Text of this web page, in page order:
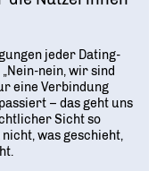
jeder Dating-
nein, wir sind
eine Verbindung
– das geht uns
Sicht so
was geschieht,